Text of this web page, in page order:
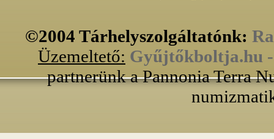
©2004 Tárhelyszolgáltatónk:
Üzemeltető: Gyűjtőkboltja.hu -
partnerünk a Pannonia Terra